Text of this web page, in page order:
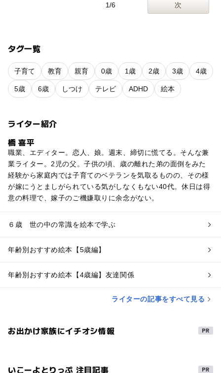
1/6 次
タグ一覧
子育て 教育 親育 0歳 1歳 2歳 3歳 4歳
5歳 6歳 しつけ テレビ ADHD 絵本
ライター紹介
橋 喜平
職業、エディター。恋人、娘。週末、締切に慌てる。そんな兼
業ライター。2児の父。子供の頃、歳の離れた弟の面倒をみた
経験から家庭内では子育てのベテランを気取るものの、その様
が嫁にうとましがられている気がしなくもない40代。休日は得
意の料理で、嫁子のご機嫌取りに余念がない。
６歳 世の中の常識を絵本で学ぶ
年齢別おすすめ絵本【5歳編】
年齢別おすすめ絵本【4歳編】友達関係
ライターの記事をすべて見る
お出かけ家族にイチオシ情報
いこーよとりっぷ 注目記事